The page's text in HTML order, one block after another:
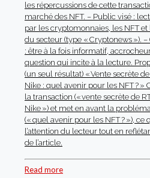
les répercussions de cette
marché des NFT. – Public visé :
par les cryptomonnaies, les NFT
du secteur (type « Cryptonews »).
: être à la fois informatif,
question qui incite à la lecture.
(un seul résultat) « Vente secrète
Nike : quel avenir pour les NFT ? »
la transaction (« vente secrète de
Nike ») et met en avant la
(« quel avenir pour les NFT ? »), ce
l’attention du lecteur tout en
de l’article.
Read more